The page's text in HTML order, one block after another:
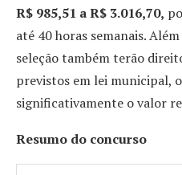
R$ 985,51 a R$ 3.016,70,
até 40 horas semanais.
seleção também terão
previstos em lei municipal,
significativamente o valor
Resumo do concurso